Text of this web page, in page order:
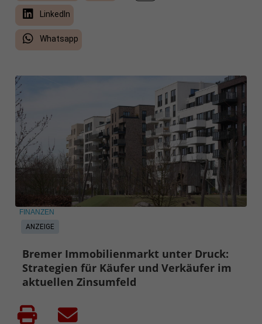
LinkedIn
Whatsapp
ANZEIGE
FINANZEN
Bremer Immobilienmarkt unter Druck:
Strategien für Käufer und Verkäufer im
aktuellen Zinsumfeld